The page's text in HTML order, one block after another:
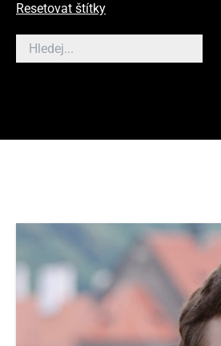
Resetovat štítky